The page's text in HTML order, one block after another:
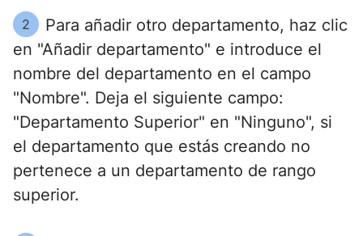
2
Para añadir otro departamento, haz clic
en "Añadir departamento" e introduce el
nombre del departamento en el campo
"Nombre". Deja el siguiente campo:
"Departamento Superior" en "Ninguno", si
el departamento que estás creando no
pertenece a un departamento de rango
superior.